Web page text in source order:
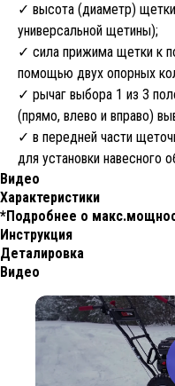
✓ высота (диаметр)
универсальной щетины);
✓ сила прижима щетки к
помощью двух опорных
✓ рычаг выбора 1 из 3
(прямо, влево и вправо)
✓ в передней части
для установки навесного
Видео
Характеристики
*Подробнее о
Инструкция
Деталировка
Видео